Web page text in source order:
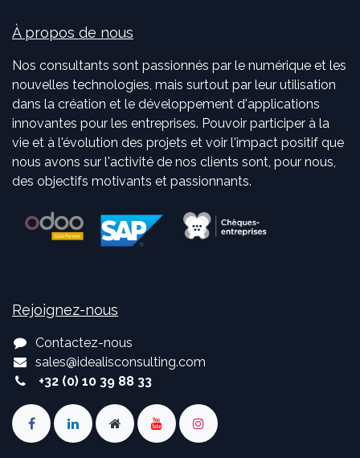
À propos de nous
Nos consultants sont passionnés par le numérique et les
nouvelles technologies, mais surtout par leur utilisation
dans la création et le développement d'applications
innovantes pour les entreprises. Pouvoir participer à la
vie et à l'évolution des projets et voir l'impact positif que
nous avons sur l'activité de nos clients sont, pour nous,
des objectifs motivants et passionnants.
Rejoignez-nous
Contactez-nous
sales@idealisconsulting.com
+32 (0) 10 39 88 33